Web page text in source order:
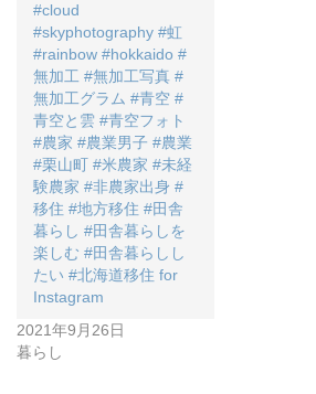
#cloud
#skyphotography #虹
#rainbow #hokkaido #
無加工 #無加工写真 #
無加工グラム #青空 #
青空と雲 #青空フォト
#農家 #農業男子 #農業
#栗山町 #米農家 #未経
験農家 #非農家出身 #
移住 #地方移住 #田舎
暮らし #田舎暮らしを
楽しむ #田舎暮らしし
たい #北海道移住 for
Instagram
2021年9月26日
暮らし